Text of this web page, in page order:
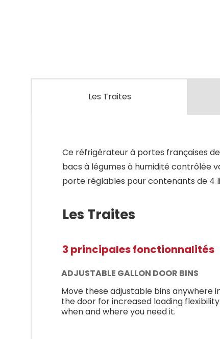
Les Traites
Ce réfrigérateur à portes françaises
bacs à légumes à humidité contrôlée
porte réglables pour contenants de 4
Les Traites
3 principales fonctionnalités
ADJUSTABLE GALLON DOOR BINS
Move these adjustable bins anywhere
the door for increased loading flexibility
when and where you need it.